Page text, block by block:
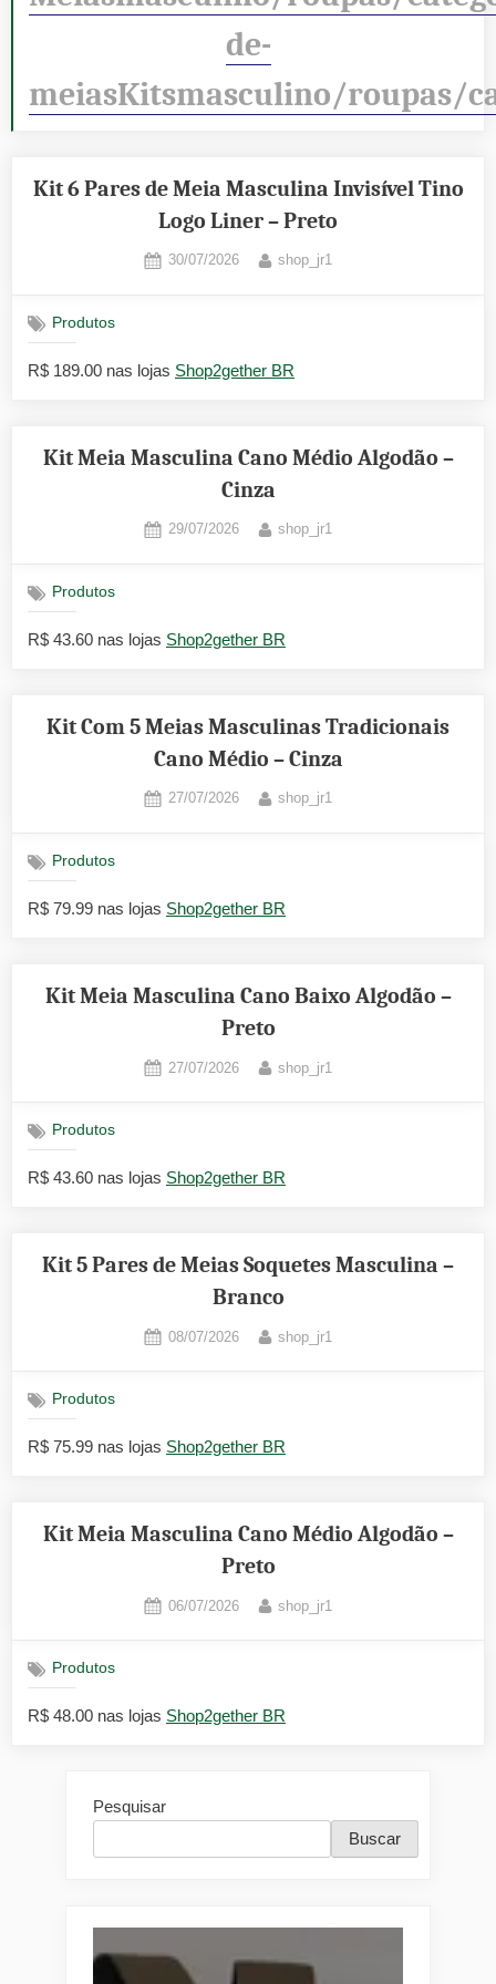
de-
meiasKitsmasculino/roupas/
Kit 6 Pares de Meia Masculina Invisível Tino
Logo Liner – Preto
Posted
30/07/2026 By
shop_jr1
Produtos
R$ 189.00 nas lojas Shop2gether BR
Kit Meia Masculina Cano Médio Algodão –
Cinza
Posted
29/07/2026 By
shop_jr1
Produtos
R$ 43.60 nas lojas Shop2gether BR
Kit Com 5 Meias Masculinas Tradicionais
Cano Médio – Cinza
Posted
27/07/2026 By
shop_jr1
Produtos
R$ 79.99 nas lojas Shop2gether BR
Kit Meia Masculina Cano Baixo Algodão –
Preto
Posted
27/07/2026 By
shop_jr1
Produtos
R$ 43.60 nas lojas Shop2gether BR
Kit 5 Pares de Meias Soquetes Masculina –
Branco
Posted
08/07/2026 By
shop_jr1
Produtos
R$ 75.99 nas lojas Shop2gether BR
Kit Meia Masculina Cano Médio Algodão –
Preto
Posted
06/07/2026 By
shop_jr1
Produtos
R$ 48.00 nas lojas Shop2gether BR
Pesquisar
Buscar